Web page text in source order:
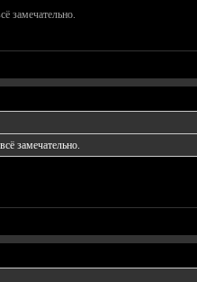
замечательно.
замечательно.